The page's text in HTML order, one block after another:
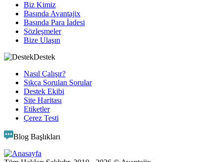
Biz Kimiz
Basında Avantajix
Basında Para İadesi
Sözleşmeler
Bize Ulaşın
Destek
Nasıl Çalışır?
Sıkça Sorulan Sorular
Destek Ekibi
Site Haritası
Etiketler
Çerez Testi
Blog Başlıkları